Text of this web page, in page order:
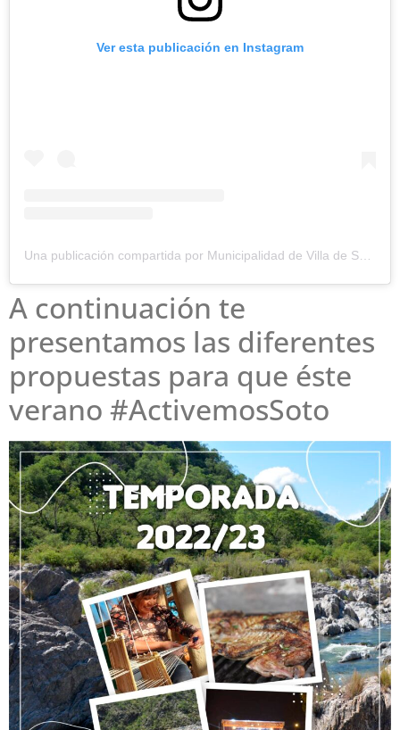
Ver esta publicación en Instagram
Una publicación compartida por Municipalidad de Villa de Soto (@muni_de_soto)
A continuación te
presentamos las diferentes
propuestas para que éste
verano #ActivemosSoto